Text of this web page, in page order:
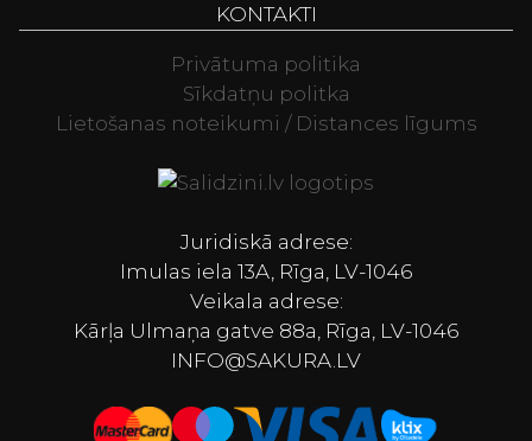
KONTAKTI
Privātuma politika
Sīkdatņu politka
Lietošanas noteikumi / Distances līgums
Juridiskā adrese:
Imulas iela 13A, Rīga, LV-1046
Veikala adrese:
Kārļa Ulmaņa gatve 88a, Rīga, LV-1046
INFO@SAKURA.LV